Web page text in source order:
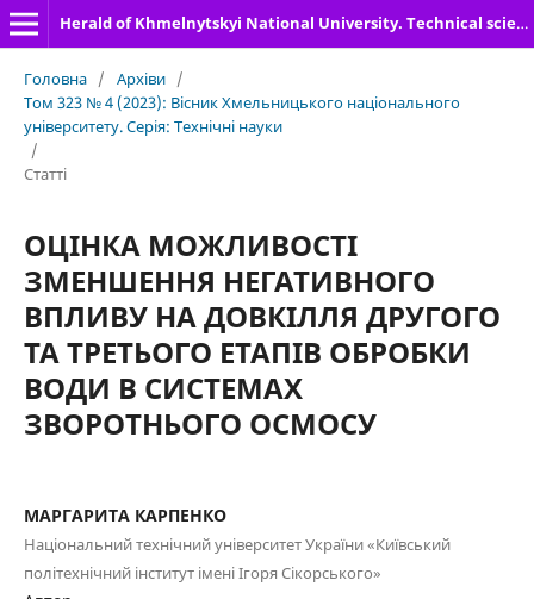
Herald of Khmelnytskyi National University. Technical sciences
Головна / Архіви /
Том 323 № 4 (2023): Вісник Хмельницького національного
університету. Серія: Технічні науки
/
Статті
ОЦІНКА МОЖЛИВОСТІ
ЗМЕНШЕННЯ НЕГАТИВНОГО
ВПЛИВУ НА ДОВКІЛЛЯ ДРУГОГО
ТА ТРЕТЬОГО ЕТАПІВ ОБРОБКИ
ВОДИ В СИСТЕМАХ
ЗВОРОТНЬОГО ОСМОСУ
МАРГАРИТА КАРПЕНКО
Національний технічний університет України «Київський
політехнічний інститут імені Ігоря Сікорського»